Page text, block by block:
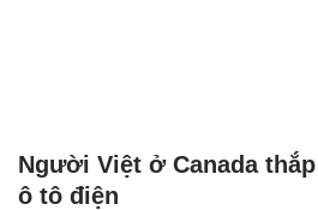
Người Việt ở Canada
ô tô điện